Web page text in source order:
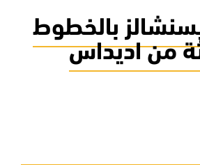
بالخطوط
من اديداس